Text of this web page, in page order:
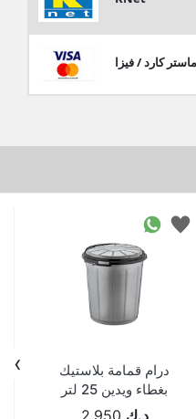
ماستر كارد / فيزا
درام قمامة بلاستيك
بغطاء ويدين 25 لتر
TURKEY-2006
›